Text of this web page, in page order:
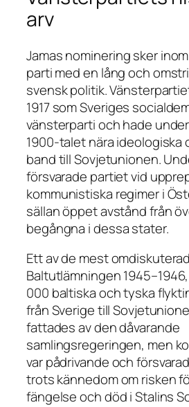
arv
Jamas nominering sker
parti med en lång och
svensk politik.
1917 som Sveriges
vänsterparti och hade
1900-talet nära ideologiska
band till Sovjetunionen.
försvarade partiet vid
kommunistiska regimer i
sällan öppet avstånd från
begångna i dessa stater.
Ett av de mest
Baltutlämningen
000 baltiska och tyska
från Sverige till
fattades av den dåvarande
samlingsregeringen, men
var pådrivande och
trots kännedom om risken
fängelse och död i Stalins